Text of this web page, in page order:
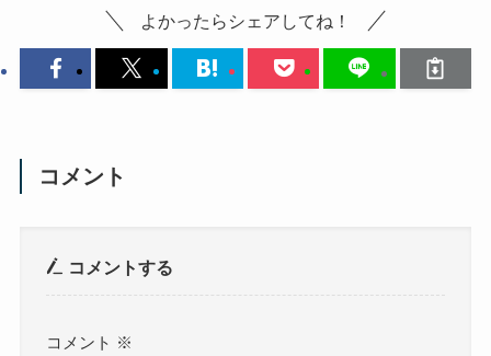
よかったらシェアしてね！
コメント
コメントする
コメント ※